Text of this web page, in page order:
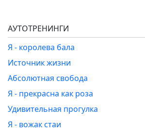
АУТОТРЕНИНГИ
Я - королева бала
Источник жизни
Абсолютная свобода
Я - прекрасна как роза
Удивительная прогулка
Я - вожак стаи